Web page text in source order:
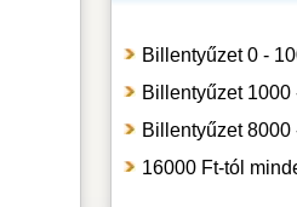
Billentyűzet 0 -
Billentyűzet 1000
Billentyűzet 8000
16000 Ft-tól